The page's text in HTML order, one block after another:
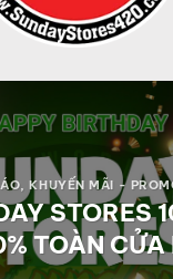
,KHUYẾN MÃI -
STORES
TOÀN